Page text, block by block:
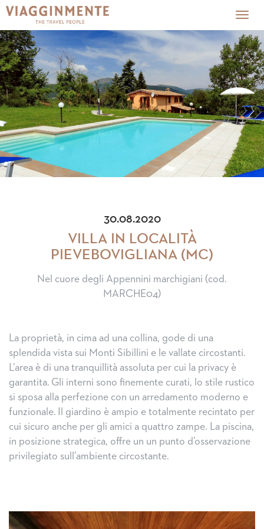
30.08.2020
VILLA IN LOCALITÀ
PIEVEBOVIGLIANA (MC)
Nel cuore degli Appennini marchigiani (cod.
MARCHE04)
La proprietà, in cima ad una collina, gode di una
splendida vista sui Monti Sibillini e le vallate circostanti.
L’area è di una tranquillità assoluta per cui la privacy è
garantita. Gli interni sono finemente curati, lo stile rustico
si sposa alla perfezione con un arredamento moderno e
funzionale.
Il giardino è ampio e totalmente recintato per
cui sicuro anche per gli amici a quattro zampe. La piscina,
in posizione strategica, offre un un punto d’osservazione
privilegiato sull’ambiente circostante.